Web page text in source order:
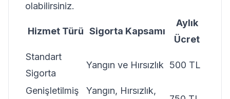
olabilirsiniz.
Hizmet Türü Sigorta Kapsamı
Aylık
Ücret
Standart
Sigorta
Yangın ve Hırsızlık 500 TL
Genişletilmiş
Yangın, Hırsızlık,